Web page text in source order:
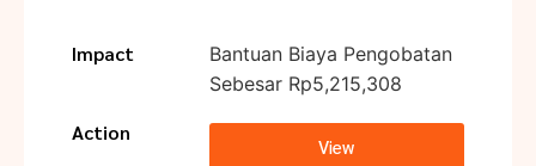
Impact
Bantuan Biaya Pengobatan
Sebesar Rp5,215,308
Action
View